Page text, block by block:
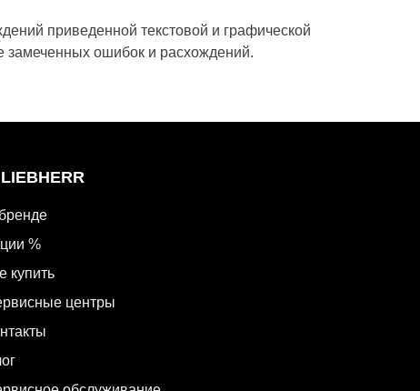
приведенной текстовой и графической
замеченных ошибок и расхождений.
%
купить
центры